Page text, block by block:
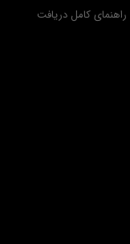
کامل دریافت